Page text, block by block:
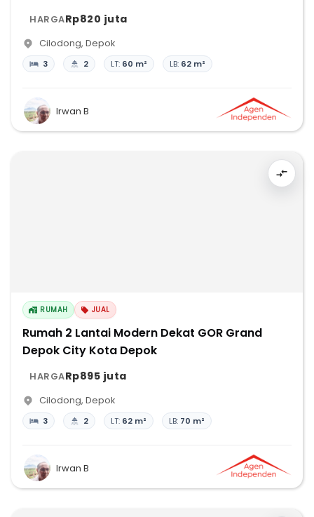
HARGARp820 juta
Cilodong, Depok
3 2 LT: 60 m² LB: 62 m²
Irwan B
RUMAH JUAL
Rumah 2 Lantai Modern Dekat GOR Grand
Depok City Kota Depok
HARGARp895 juta
Cilodong, Depok
3 2 LT: 62 m² LB: 70 m²
Irwan B